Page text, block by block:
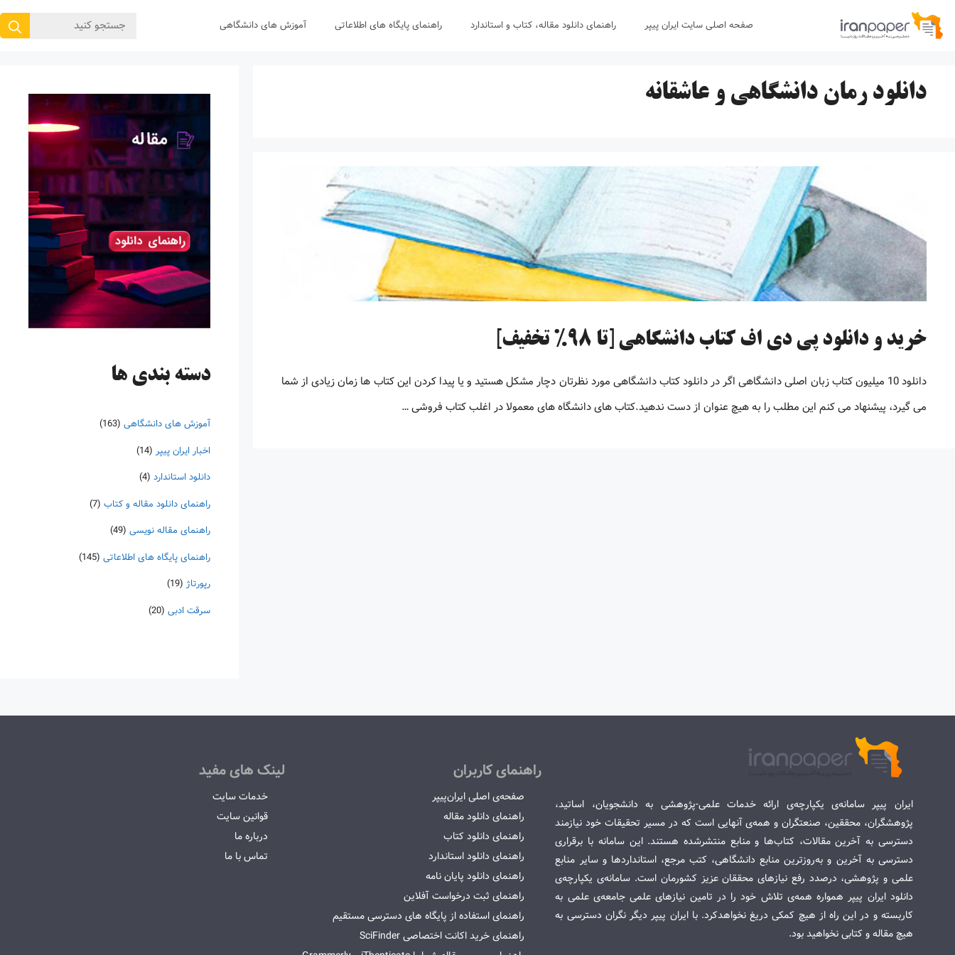
پرش
صفحه اصلی سایت ایران پیپر راهنمای دانلود مقاله، کتاب و استاندارد راهنمای پایگاه های اطلاعاتی آموزش های دانشگاهی
جستجوی
دانلود رمان دانشگاهی و عاشقانه
خرید و دانلود پی دی اف کتاب دانشگاهی [تا 98% تخفیف]
دانلود 10 میلیون کتاب زبان اصلی دانشگاهی اگر در دانلود کتاب دانشگاهی مورد نظرتان دچار مشکل هستید و یا پیدا کردن این کتاب ها زمان زیادی از شما
می گیرد، پیشنهاد می کنم این مطلب را به هیچ عنوان از دست ندهید.کتاب های دانشگاه های معمولا در اغلب کتاب فروشی …
دسته‌ بندی ها
آموزش های دانشگاهی (163)
اخبار ایران پیپر (14)
دانلود استاندارد (4)
راهنمای دانلود مقاله و کتاب (7)
راهنمای مقاله نویسی (49)
راهنمای پایگاه های اطلاعاتی (145)
رپورتاژ (19)
سرقت ادبی (20)
ایران پیپر سامانه‌ی یکپارچه‌ی ارائه خدمات علمی-پژوهشی به دانشجویان، اساتید،
پژوهشگران، محققین، صنعتگران و همه‌ی آنهایی است که در مسیر تحقیقات خود نیازمند
دسترسی به آخرین مقالات، کتاب‌ها و منابع منتشرشده هستند. این سامانه با برقراری
دسترسی به آخرین و به‌روزترین منابع دانشگاهی، کتب مرجع، استانداردها و سایر منابع
علمی و پژوهشی، درصدد رفع نیازهای محققان عزیز کشورمان است. سامانه‌ی یکپارچه‌ی
دانلود ایران پیپر همواره همه‌ی تلاش خود را در تامین نیازهای علمی جامعه‌ی علمی به
کاربسته و در این راه از هیچ کمکی دریغ نخواهدکرد. با ایران پیپر دیگر نگران دسترسی به
هیچ مقاله و کتابی نخواهید بود.
راهنمای کاربران
صفحه‌ی اصلی ایران‌پیپر
راهنمای دانلود مقاله
راهنمای دانلود کتاب
راهنمای دانلود استاندارد
راهنمای دانلود پایان نامه
راهنمای ثبت درخواست آفلاین
راهنمای استفاده از پایگاه های دسترسی مستقیم
راهنمای خرید اکانت اختصاصی SciFinder
لینک های مفید
خدمات سایت
قوانین سایت
درباره ما
تماس با ما